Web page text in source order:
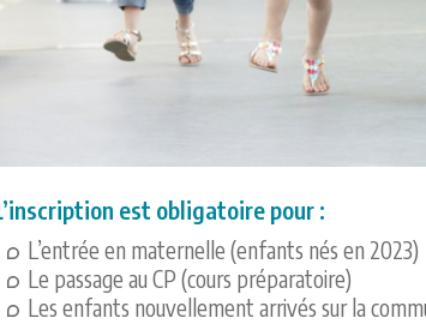
est obligatoire pour :
L’entrée en maternelle (enfants nés en 2023)
Le passage au CP (cours préparatoire)
Les enfants nouvellement arrivés sur la